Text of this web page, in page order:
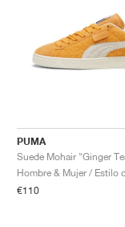
PUMA
Suede Mohair "Ginger
€110